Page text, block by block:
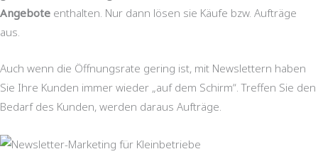
Angebote enthalten. Nur dann lösen sie Käufe bzw. Aufträge
aus.
Auch wenn die Öffnungsrate gering ist, mit Newslettern haben
Sie Ihre Kunden immer wieder „auf dem Schirm“. Treffen Sie den
Bedarf des Kunden, werden daraus Aufträge.